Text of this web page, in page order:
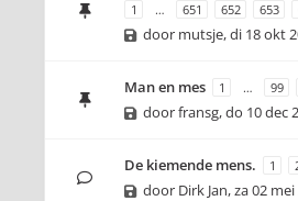
1 … 651 652 653
door mutsje,di 18 okt
Man en mes 1 … 99
doorfransg,do 10 dec
De kiemende mens. 1
door Dirk Jan,za 02 mei